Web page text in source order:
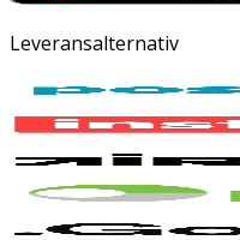
Leveransalternativ